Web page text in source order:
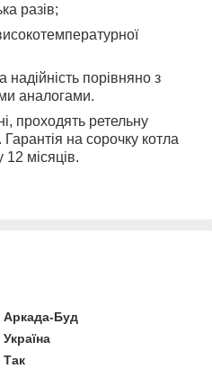
разів;
порівняно з
аналогами.
проходять ретельну
на сорочку котла
12 місяців.
Аркада-Буд
Україна
Так